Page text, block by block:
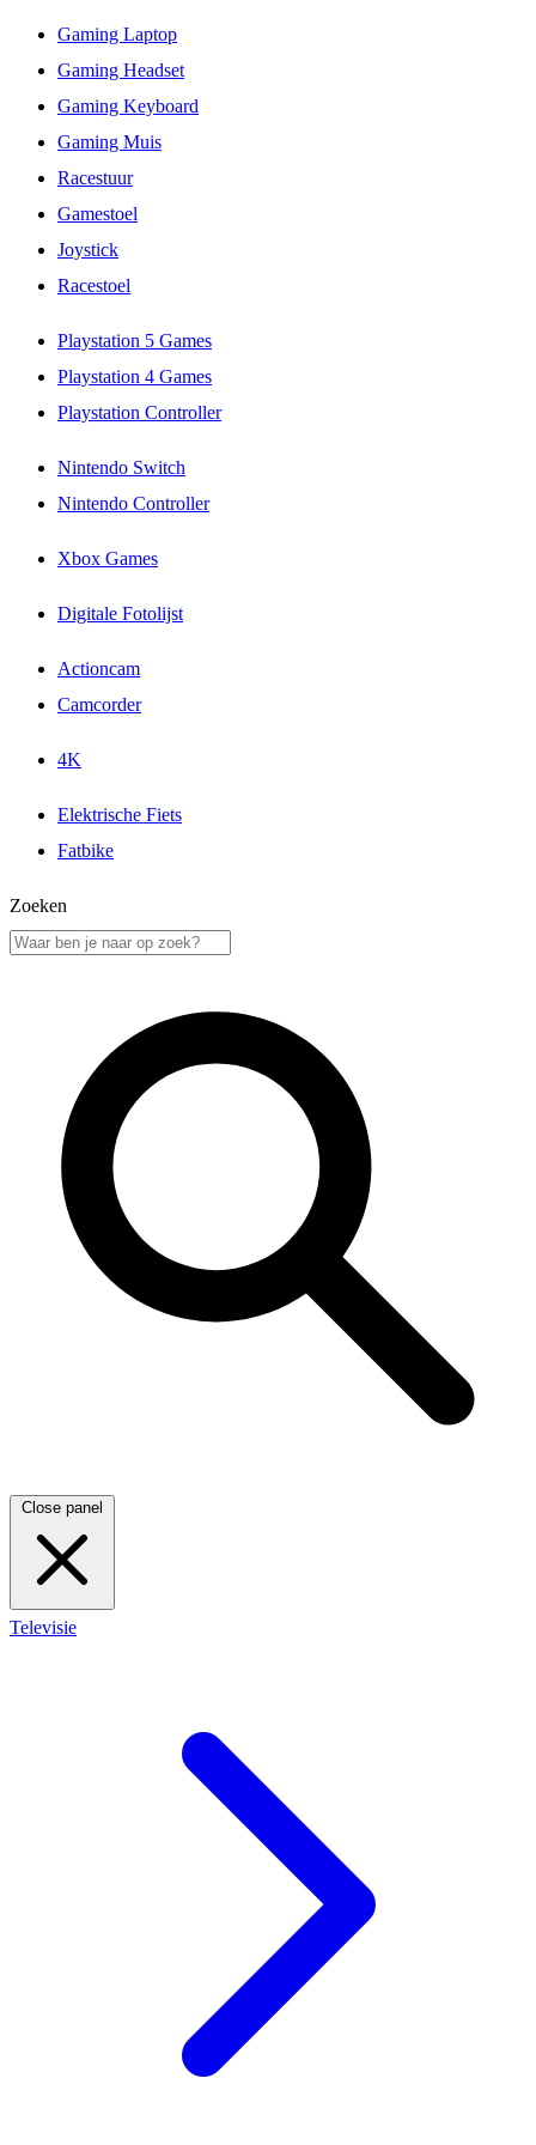
Gaming Laptop
Gaming Headset
Gaming Keyboard
Gaming Muis
Racestuur
Gamestoel
Joystick
Racestoel
Playstation 5 Games
Playstation 4 Games
Playstation Controller
Nintendo Switch
Nintendo Controller
Xbox Games
Digitale Fotolijst
Actioncam
Camcorder
4K
Elektrische Fiets
Fatbike
Zoeken
Close panel
Televisie